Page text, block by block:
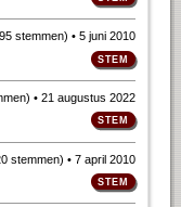
stemmen) • 5 juni 2010
) • 21 augustus 2022
stemmen) • 7 april 2010